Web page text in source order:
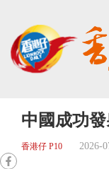
中國成功
香港仔 P10 2026-